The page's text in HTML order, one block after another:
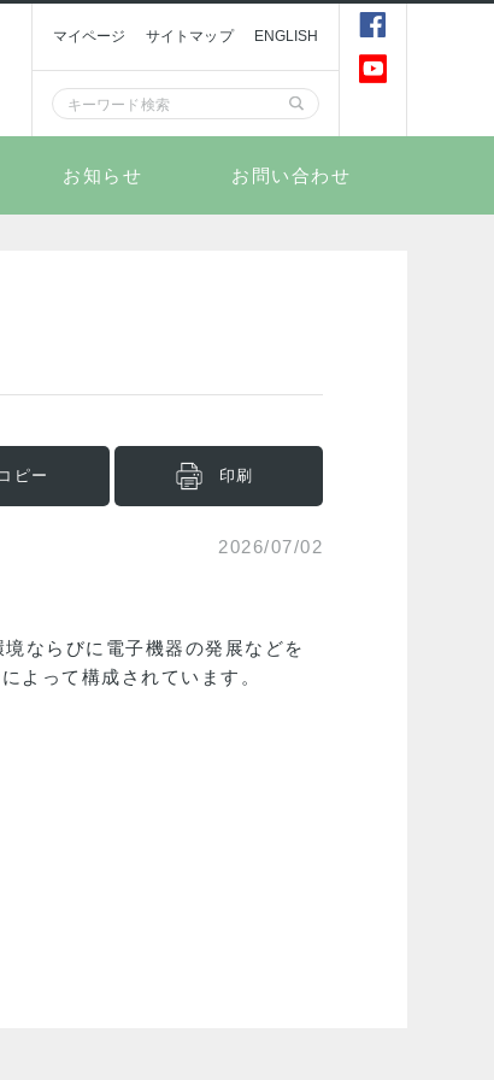
マイページ サイトマップ ENGLISH
お知らせ お問い合わせ
コピー 印刷
2026/07/02
ならびに電子機器の発展などを
よって構成されています。